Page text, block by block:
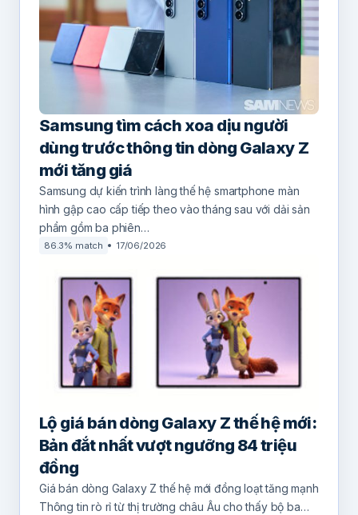
Samsung tìm cách xoa dịu người
dùng trước thông tin dòng Galaxy Z
mới tăng giá
Samsung dự kiến trình làng thế hệ smartphone màn
hình gập cao cấp tiếp theo vào tháng sau với dải sản
phẩm gồm ba phiên…
86.3% match 17/06/2026
Lộ giá bán dòng Galaxy Z thế hệ mới:
Bản đắt nhất vượt ngưỡng 84 triệu
đồng
Giá bán dòng Galaxy Z thế hệ mới đồng loạt tăng mạnh
Thông tin rò rỉ từ thị trường châu Âu cho thấy bộ ba…